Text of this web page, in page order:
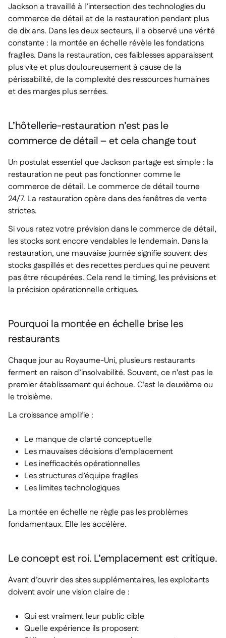
Jackson a travaillé à l’intersection des technologies du
commerce de détail et de la restauration pendant plus
de dix ans. Dans les deux secteurs, il a observé une vérité
constante : la montée en échelle révèle les fondations
fragiles. Dans la restauration, ces faiblesses apparaissent
plus vite et plus douloureusement à cause de la
périssabilité, de la complexité des ressources humaines
et des marges plus serrées.
L’hôtellerie-restauration n’est pas le
commerce de détail – et cela change tout
Un postulat essentiel que Jackson partage est simple : la
restauration ne peut pas fonctionner comme le
commerce de détail. Le commerce de détail tourne
24/7. La restauration opère dans des fenêtres de vente
strictes.
Si vous ratez votre prévision dans le commerce de détail,
les stocks sont encore vendables le lendemain. Dans la
restauration, une mauvaise journée signifie souvent des
stocks gaspillés et des recettes perdues qui ne peuvent
pas être récupérées. Cela rend le timing, les prévisions et
la précision opérationnelle critiques.
Pourquoi la montée en échelle brise les
restaurants
Chaque jour au Royaume-Uni, plusieurs restaurants
ferment en raison d’insolvabilité. Souvent, ce n’est pas le
premier établissement qui échoue. C’est le deuxième ou
le troisième.
La croissance amplifie :
Le manque de clarté conceptuelle
Les mauvaises décisions d’emplacement
Les inefficacités opérationnelles
Les structures d’équipe fragiles
Les limites technologiques
La montée en échelle ne règle pas les problèmes
fondamentaux. Elle les accélère.
Le concept est roi. L’emplacement est critique.
Avant d’ouvrir des sites supplémentaires, les exploitants
doivent avoir une vision claire de :
Qui est vraiment leur public cible
Quelle expérience ils proposent